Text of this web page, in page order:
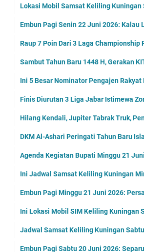
Lokasi Mobil Samsat Keliling Kuningan
Embun Pagi Senin 22 Juni 2026: Kalau
Raup 7 Poin Dari 3 Laga Championship
Sambut Tahun Baru 1448 H, Gerakan
Ini 5 Besar Nominator Pengajen Rakyat
Finis Diurutan 3 Liga Jabar Istimewa
Hilang Kendali, Jupiter Tabrak Truk,
DKM Al-Ashari Peringati Tahun Baru
Agenda Kegiatan Bupati Minggu 21
Ini Jadwal Samsat Keliling Kuningan
Embun Pagi Minggu 21 Juni 2026:
Ini Lokasi Mobil SIM Keliling Kuningan
Jadwal Samsat Keliling Kuningan
Embun Pagi Sabtu 20 Juni 2026: